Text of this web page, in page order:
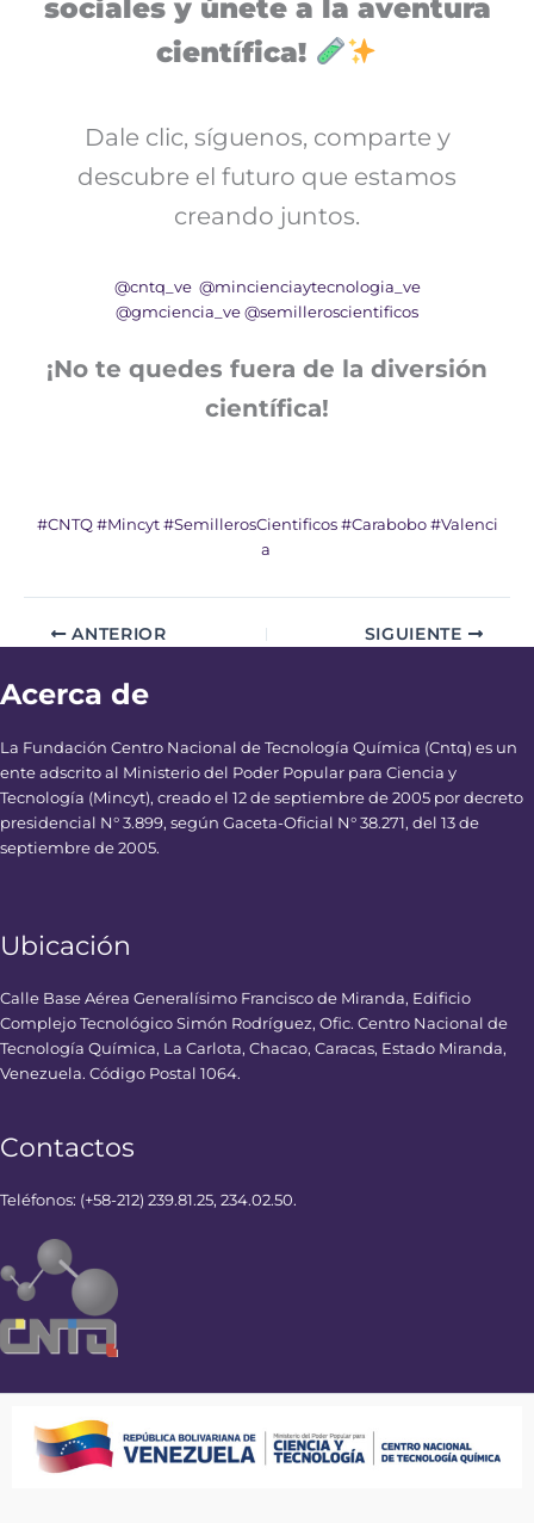
sociales y únete a la aventura
científica!
Dale clic, síguenos, comparte y
descubre el futuro que estamos
creando juntos.
@cntq_ve @mincienciaytecnologia_ve
@gmciencia_ve @semilleroscientificos
¡No te quedes fuera de la diversión
científica!
#CNTQ #Mincyt #SemillerosCientificos #Carabobo #Valenci
a
ANTERIOR SIGUIENTE
Acerca de
La Fundación Centro Nacional de Tecnología Química (Cntq) es un
ente adscrito al Ministerio del Poder Popular para Ciencia y
Tecnología (Mincyt), creado el 12 de septiembre de 2005 por decreto
presidencial N° 3.899, según Gaceta-Oficial N° 38.271, del 13 de
septiembre de 2005.
Ubicación
Calle Base Aérea Generalísimo Francisco de Miranda, Edificio
Complejo Tecnológico Simón Rodríguez, Ofic. Centro Nacional de
Tecnología Química, La Carlota, Chacao, Caracas, Estado Miranda,
Venezuela. Código Postal 1064.
Contactos
Teléfonos: (+58-212) 239.81.25, 234.02.50.